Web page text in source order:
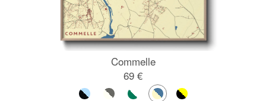
Commelle
69 €